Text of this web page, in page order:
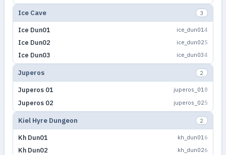
Ice Cave 3
Ice Dun01 ice_dun01 4
Ice Dun02 ice_dun025
Ice Dun03 ice_dun034
Juperos 2
Juperos 01 juperos_018
Juperos 02 juperos_025
Kiel Hyre Dungeon 2
Kh Dun01 kh_dun01 6
Kh Dun02 kh_dun026